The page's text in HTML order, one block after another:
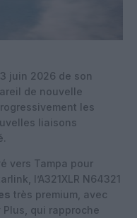
juin 2026 de son
de nouvelle
les
liaisons
vers Tampa pour
l’A321XLR N64321
très premium, avec
Plus, qui rapproche